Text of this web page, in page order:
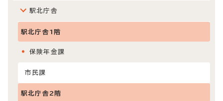
駅北庁舎
駅北庁舎1階
保険年金課
市民課
駅北庁舎2階